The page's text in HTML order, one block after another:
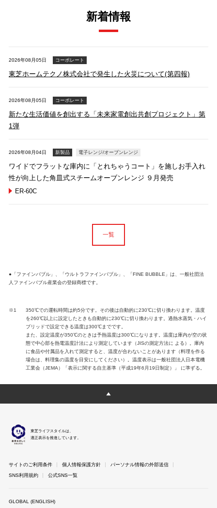
新着情報
2026年08月05日 コーポレート
東芝ホームテクノ株式会社で発生した火災について(第四報)
2026年08月05日 コーポレート
新たな生活価値を創出する「未来家電創出共創プロジェクト」第
1弾
2026年08月04日 新製品 電子レンジ/オーブンレンジ
ワイドでフラットな庫内に「とれちゃうコート」を施しお手入れ
性が向上した角皿式スチームオーブンレンジ ９月発売
ER-60C
一覧
●「ファインバブル」、「ウルトラファインバブル」、「FINE BUBBLE」は、一般社団法
人ファインバブル産業会の登録商標です。
※1
350℃での運転時間は約5分です。その後は自動的に230℃に切り換わります。温度
を260℃以上に設定したときも自動的に230℃に切り換わります。過熱水蒸気・ハイ
ブリッドで設定できる温度は300℃までです。
また、設定温度が350℃のときは予熱温度は300℃になります。温度は庫内が空の状
態で中心部を熱電温度計法により測定しています（JISの測定方法に よる）。庫内
に食品や付属品を入れて測定すると、温度が合わないことがあります（料理を作る
場合は、料理集の温度を目安にしてください）。温度表示は一般社団法人日本電機
工業会（JEMA）「表示に関する自主基準（平成19年6月19日制定）」 に準ずる。
東芝ライフスタイルは、
適正表示を推進しています。
サイトのご利用条件 個人情報保護方針
パーソナル情報の外部送信
SNS利用規約
公式SNS一覧
GLOBAL (ENGLISH)